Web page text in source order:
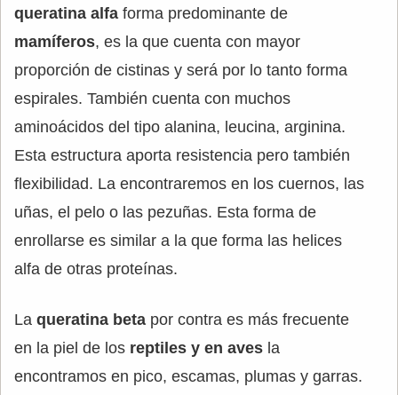
queratina alfa forma predominante de
mamíferos, es la que cuenta con mayor
proporción de cistinas y será por lo tanto forma
espirales. También cuenta con muchos
aminoácidos del tipo alanina, leucina, arginina.
Esta estructura aporta resistencia pero también
flexibilidad. La encontraremos en los cuernos, las
uñas, el pelo o las pezuñas. Esta forma de
enrollarse es similar a la que forma las helices
alfa de otras proteínas.
La queratina beta por contra es más frecuente
en la piel de los reptiles y en aves la
encontramos en pico, escamas, plumas y garras.